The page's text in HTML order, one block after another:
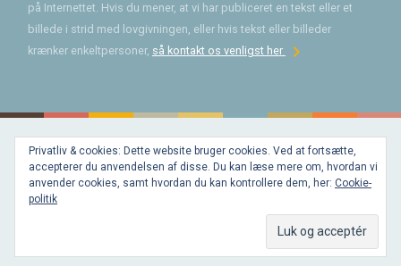
på Internettet. Hvis du mener, at vi har publiceret en tekst eller et
billede i strid med lovgivningen, eller hvis tekst eller billeder
krænker enkeltpersoner, så kontakt os venligst herchevron_right
Bygget med
WordPressog
favoriteaf
Privatliv & cookies: Dette website bruger cookies. Ved at fortsætte,
accepterer du anvendelsen af disse. Du kan læse mere om, hvordan vi
anvender cookies, samt hvordan du kan kontrollere dem, her: Cookie-
politik